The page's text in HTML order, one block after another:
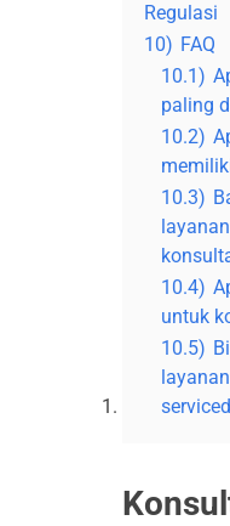
Regulasi
10) FAQ
10.1)
paling
10.2)
10.3)
10.4)
untuk
10.5)